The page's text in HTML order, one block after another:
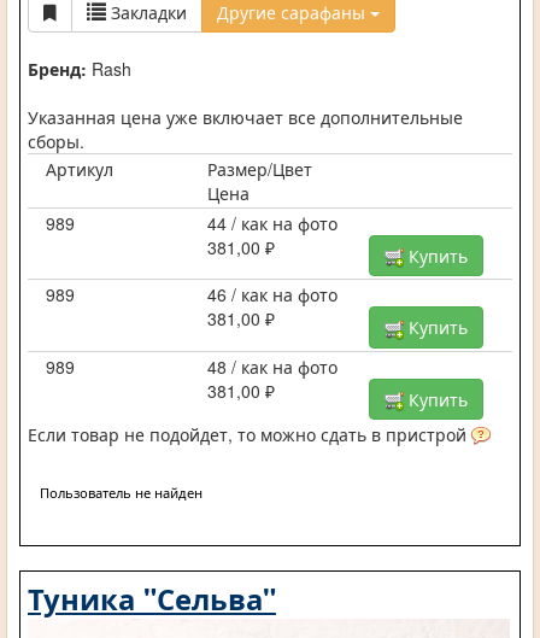
Закладки Другие сарафаны
Бренд: Rash
Указанная цена уже включает все дополнительные
сборы.
Артикул
Размер/Цвет
Цена
989
44 / как на фото
381,00 ₽
Купить
989
46 / как на фото
381,00 ₽
Купить
989
48 / как на фото
381,00 ₽
Купить
Если товар не подойдет, то можно сдать в пристрой
Пользователь не найден
Туника "Сельва"